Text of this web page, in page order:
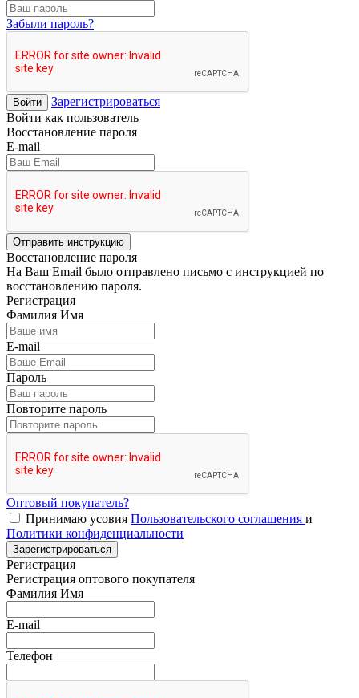
Забыли пароль?
Войти
Зарегистрироваться
Войти как пользователь
Восстановление пароля
E-mail
Отправить инструкцию
Восстановление пароля
На Ваш Email было отправлено письмо с инструкцией по
восстановлению пароля.
Регистрация
Фамилия Имя
E-mail
Пароль
Повторите пароль
Оптовый покупатель?
Принимаю усовия Пользовательского соглашения и
Политики конфиденциальности
Зарегистрироваться
Регистрация
Регистрация оптового покупателя
Фамилия Имя
E-mail
Телефон